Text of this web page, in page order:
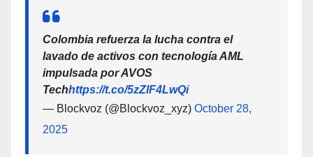
Colombia refuerza la lucha contra el
lavado de activos con tecnología AML
impulsada por AVOS
Techhttps://t.co/5zZlF4LwQi
— Blockvoz (@Blockvoz_xyz) October 28,
2025